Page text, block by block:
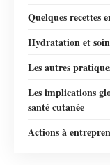
Quelques recettes
Hydratation et
Les autres
Les implications
santé cutanée
Actions à